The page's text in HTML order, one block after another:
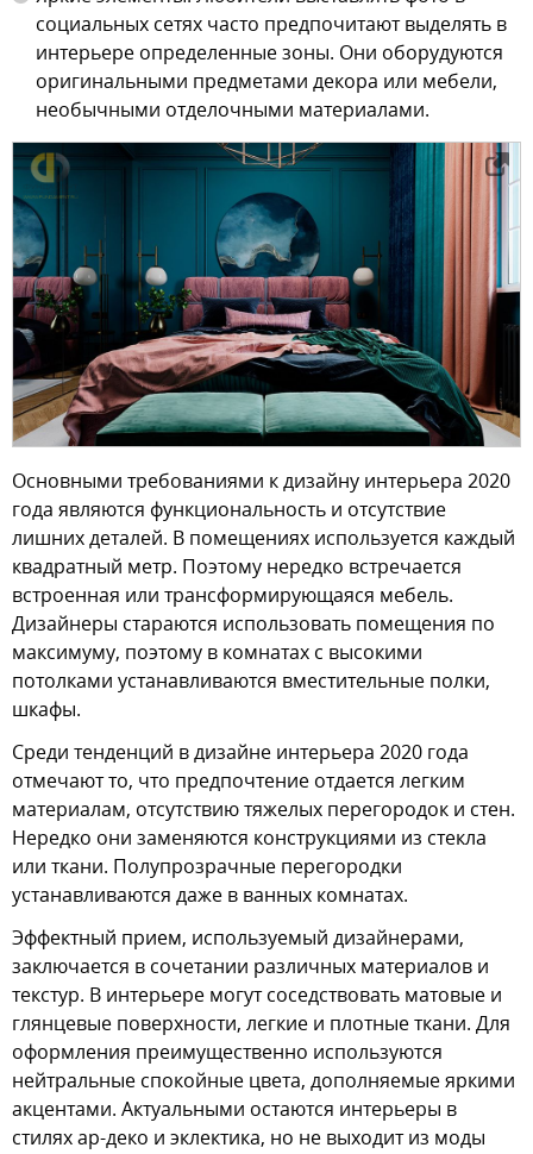
социальных сетях часто предпочитают выделять в
интерьере определенные зоны. Они оборудуются
оригинальными предметами декора или мебели,
необычными отделочными материалами.
Основными требованиями к дизайну интерьера 2020
года являются функциональность и отсутствие
лишних деталей. В помещениях используется каждый
квадратный метр. Поэтому нередко встречается
встроенная или трансформирующаяся мебель.
Дизайнеры стараются использовать помещения по
максимуму, поэтому в комнатах с высокими
потолками устанавливаются вместительные полки,
шкафы.
Среди тенденций в дизайне интерьера 2020 года
отмечают то, что предпочтение отдается легким
материалам, отсутствию тяжелых перегородок и стен.
Нередко они заменяются конструкциями из стекла
или ткани. Полупрозрачные перегородки
устанавливаются даже в ванных комнатах.
Эффектный прием, используемый дизайнерами,
заключается в сочетании различных материалов и
текстур. В интерьере могут соседствовать матовые и
глянцевые поверхности, легкие и плотные ткани. Для
оформления преимущественно используются
нейтральные спокойные цвета, дополняемые яркими
акцентами. Актуальными остаются интерьеры в
стилях ар-деко и эклектика, но не выходит из моды